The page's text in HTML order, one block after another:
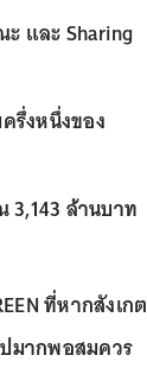
และ Sharing
รึ่งหนึ่งของ
3,143 ล้านบาท
ที่หากสังเกต
มากพอสมควร